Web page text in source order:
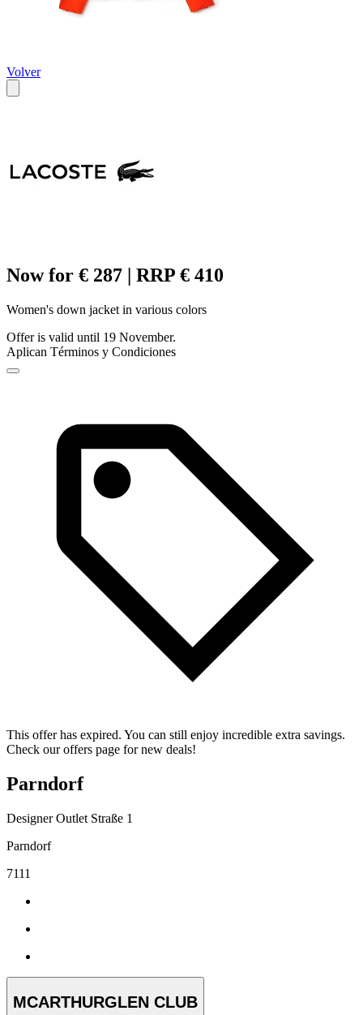
Volver
Now for € 287 | RRP € 410
Women's down jacket in various colors
Offer is valid until 19 November.
Aplican Términos y Condiciones
This offer has expired. You can still enjoy incredible extra savings.
Check our offers page for new deals!
Parndorf
Designer Outlet Straße 1
Parndorf
7111
MCARTHURGLEN CLUB